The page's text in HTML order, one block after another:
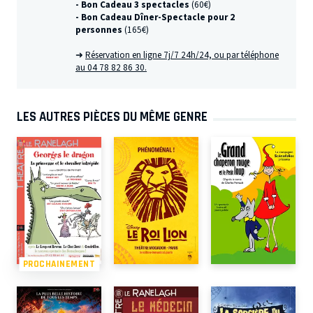
- Bon Cadeau 3 spectacles (60€)
- Bon Cadeau Dîner-Spectacle pour 2
personnes (165€)
➜Réservation en ligne 7j/7 24h/24, ou par téléphone
au 04 78 82 86 30.
LES AUTRES PIÈCES DU MÊME GENRE
PROCHAINEMENT